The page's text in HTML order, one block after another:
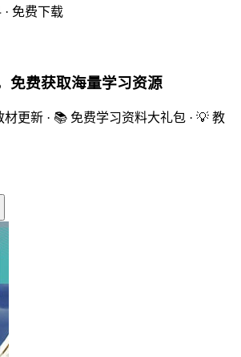
· 免费下载
免费获取海量学习资源
更新 · 📚 免费学习资料大礼包 · 💡 教